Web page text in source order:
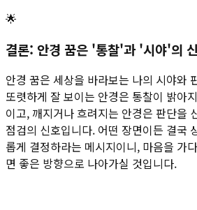
🌟
결론: 안경 꿈은 '통찰'과 '시야'의
안경 꿈은 세상을 바라보는 나의 시야와
또렷하게 잘 보이는 안경은 통찰이 밝아
이고, 깨지거나 흐려지는 안경은 판단을
점검의 신호입니다. 어떤 장면이든 결국
롭게 결정하라는 메시지이니, 마음을 가
면 좋은 방향으로 나아가실 것입니다.